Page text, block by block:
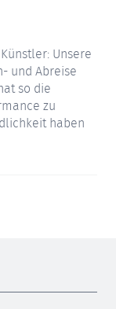
Unsere
und Abreise
so die
zu
haben